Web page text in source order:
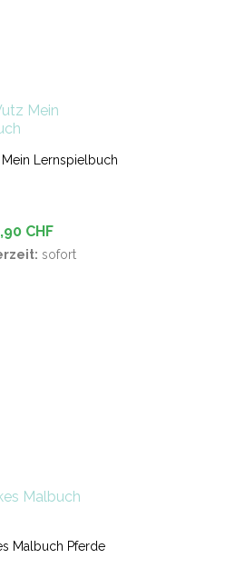
Lernspielbuch
CHF
sofort
Malbuch Pferde